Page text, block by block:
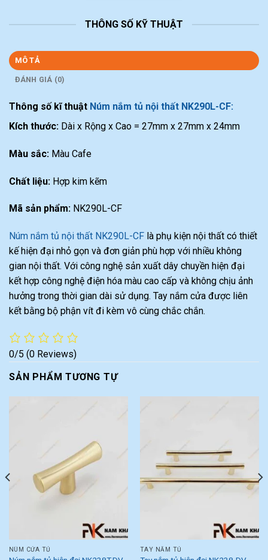
THÔNG SỐ KỸ THUẬT
MÔ TẢ
ĐÁNH GIÁ (0)
Thông số kĩ thuật Núm nắm tủ nội thất NK290L-CF:
Kích thước: Dài x Rộng x Cao = 27mm x 27mm x 24mm
Màu sắc: Màu Cafe
Chất liệu: Hợp kim kẽm
Mã sản phẩm: NK290L-CF
Núm nắm tủ nội thất NK290L-CF là phụ kiện nội thất có thiết
kế hiện đại nhỏ gọn và đơn giản phù hợp với nhiều không
gian nội thất. Với công nghệ sản xuất dây chuyền hiện đại
kết hợp công nghệ điện hóa màu cao cấp và không chịu ảnh
hưởng trong thời gian dài sử dụng. Tay nắm cửa được liên
kết bằng bộ phận vít đi kèm vô cùng chắc chắn.
0/5 (0 Reviews)
SẢN PHẨM TƯƠNG TỰ
NÚM CỬA TỦ TAY NẮM TỦ